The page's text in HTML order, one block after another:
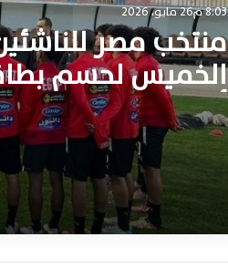
8:03 م26 مايو، 2026
منتخب مصر
الخميس لحسم
أفريقيا للناشئين